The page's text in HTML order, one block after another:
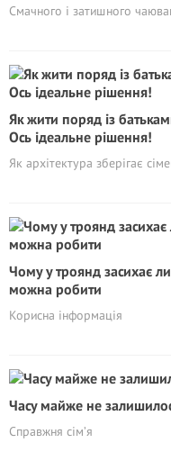
Смачного і затишного
Як жити поряд із
Ось ідеальне рішення!
Як архітектура зберігає
Чому у троянд засихає
можна робити
Корисна інформація
Часу майже не
Справжня сім’я